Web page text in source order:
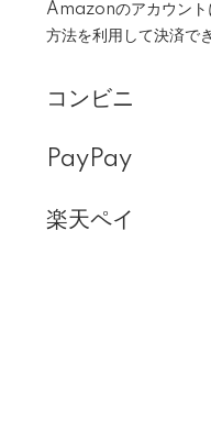
Amazonのアカウント
方法を利用して決済で
コンビニ
PayPay
楽天ペイ